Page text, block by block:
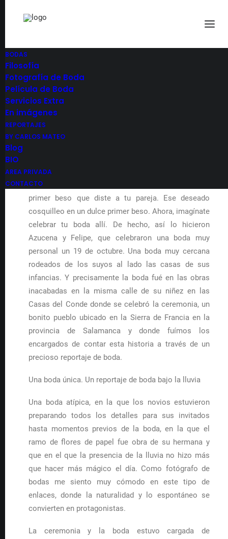
BODAS
Filosofía
Fotografía de Boda
Película de Boda
Servicios Extra
En imágenes
REPORTAJES
BY CARLOS MATEO
Blog
BIO
AREA PRIVADA
CONTACTO
Detalles Azu y Felipe
02
En primer lugar, piensa por un momento dónde fue el
primer beso que diste a tu pareja. Ese deseado
cosquilleo en un dulce primer beso. Ahora, imagínate
celebrar tu boda allí. De hecho, así lo hicieron
Azucena y Felipe, que celebraron una boda muy
personal un 19 de octubre. Una boda muy cercana
rodeados de los suyos al lado las casas de sus
infancias. Y precisamente la boda fué en las obras
inacabadas en la misma calle de su niñez en las
Casas del Conde donde se celebró la ceremonia, un
bonito pueblo ubicado en la Sierra de Francia en la
provincia de Salamanca y donde fuímos los
encargados de contar esta historia a través de un
precioso reportaje de boda.
Una boda única. Un reportaje de boda bajo la lluvia
Una boda atípica, en la que los novios estuvieron
preparando todos los detalles para sus invitados
hasta momentos previos de la boda, en la que el
ramo de flores de papel fue obra de su hermana y
que en el que la presencia de la lluvia no hizo más
que hacer más mágico el día. Como fotógrafo de
bodas me siento muy cómodo en este tipo de
enlaces, donde la naturalidad y lo espontáneo se
convierten en protagonistas.
La ceremonia y la boda estuvo cargada de